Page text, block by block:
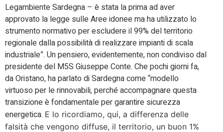
Legambiente Sardegna – è stata la prima ad aver
approvato la legge sulle Aree idonee ma ha utilizzato lo
strumento normativo per escludere il 99% del territorio
regionale dalla possibilità di realizzare impianti di scala
industriale”. Un pensiero, evidentemente, non condiviso dal
presidente del M5S Giuseppe Conte. Che pochi giorni fa,
da Oristano, ha parlato di Sardegna come “modello
virtuoso per le rinnovabili, perché accompagnare questa
transizione è fondamentale per garantire sicurezza
energetica. E lo ricordiamo, qui, a differenza delle
falsità che vengono diffuse, il territorio, un buon 1%